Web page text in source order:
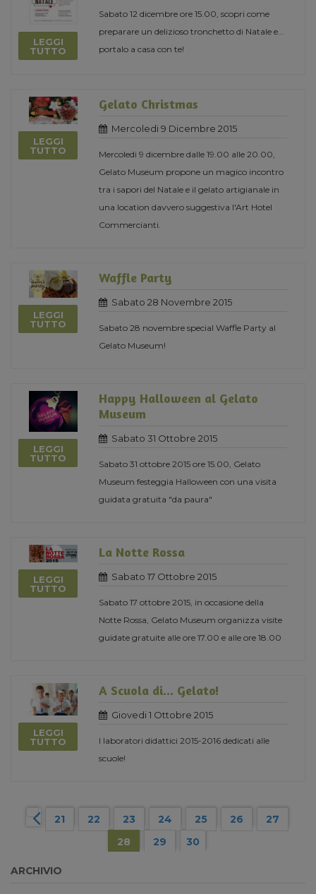
LEGGI
TUTTO
Sabato 12 dicembre ore 15.00, scopri come
preparare un delizioso tronchetto di Natale e...
portalo a casa con te!
LEGGI
TUTTO
Gelato Christmas
Mercoledi 9 Dicembre 2015
Mercoledi 9 dicembre dalle 19.00 alle 20.00,
Gelato Museum propone un magico incontro
tra i sapori del Natale e il gelato artigianale in
una location davvero suggestiva l'Art Hotel
Commercianti.
LEGGI
TUTTO
Waffle Party
Sabato 28 Novembre 2015
Sabato 28 novembre special Waffle Party al
Gelato Museum!
LEGGI
TUTTO
Happy Halloween al Gelato
Museum
Sabato 31 Ottobre 2015
Sabato 31 ottobre 2015 ore 15.00, Gelato
Museum festeggia Halloween con una visita
guidata gratuita "da paura"
LEGGI
TUTTO
La Notte Rossa
Sabato 17 Ottobre 2015
Sabato 17 ottobre 2015, in occasione della
Notte Rossa, Gelato Museum organizza visite
guidate gratuite alle ore 17.00 e alle ore 18.00
LEGGI
TUTTO
A Scuola di... Gelato!
Giovedi 1 Ottobre 2015
I laboratori didattici 2015-2016 dedicati alle
scuole!
21 22 23 24 25 26
27
28
29 30
ARCHIVIO